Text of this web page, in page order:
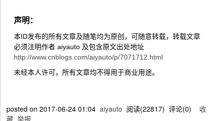
声明：
本ID发布的所有文章及随笔均为原创，可随意转载，转载文章
必须注明作者 aiyauto 及包含原文出处地址
http://www.cnblogs.com/aiyauto/p/7071712.html
未经本人许可，所有文章均不得用于商业用途。
posted on 2017-06-24 01:04 aiyauto 阅读(22817) 评论(0) 收
藏 举报